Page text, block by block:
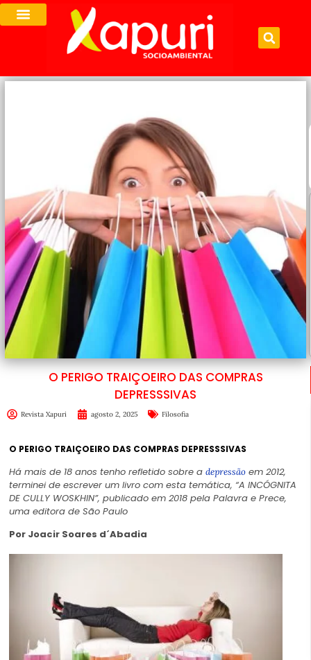
O PERIGO TRAIÇOEIRO DAS COMPRAS
DEPRESSSIVAS
Revista Xapuri agosto 2, 2025 Filosofia
O PERIGO TRAIÇOEIRO DAS COMPRAS DEPRESSSIVAS
Há mais de 18 anos tenho refletido sobre a depressão em 2012,
terminei de escrever um livro com esta temática, “A INCÓGNITA
DE CULLY WOSKHIN”, publicado em 2018 pela Palavra e Prece,
uma editora de São Paulo
Por Joacir Soares d´Abadia